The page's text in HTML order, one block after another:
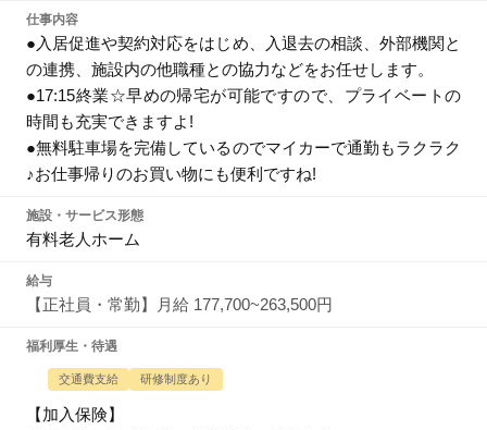
仕事内容
●入居促進や契約対応をはじめ、入退去の相談、外部機関と
の連携、施設内の他職種との協力などをお任せします。
●17:15終業☆早めの帰宅が可能ですので、プライベートの
時間も充実できますよ!
●無料駐車場を完備しているのでマイカーで通勤もラクラク
♪お仕事帰りのお買い物にも便利ですね!
施設・サービス形態
有料老人ホーム
給与
【正社員・常勤】月給 177,700~263,500円
福利厚生・待遇
交通費支給 研修制度あり
【加入保険】